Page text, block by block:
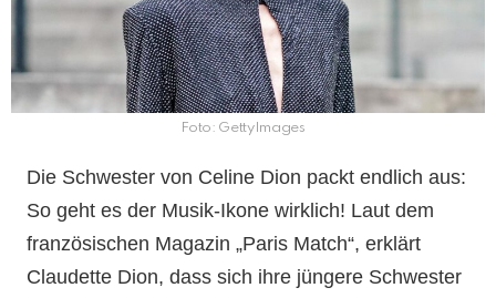
Foto: GettyImages
Die Schwester von Celine Dion packt endlich aus:
So geht es der Musik-Ikone wirklich! Laut dem
französischen Magazin „Paris Match“, erklärt
Claudette Dion, dass sich ihre jüngere Schwester